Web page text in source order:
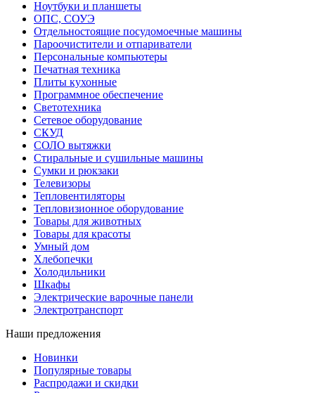
Ноутбуки и планшеты
ОПС, СОУЭ
Отдельностоящие посудомоечные машины
Пароочистители и отпариватели
Персональные компьютеры
Печатная техника
Плиты кухонные
Программное обеспечение
Светотехника
Сетевое оборудование
СКУД
СОЛО вытяжки
Стиральные и сушильные машины
Сумки и рюкзаки
Телевизоры
Тепловентиляторы
Тепловизионное оборудование
Товары для животных
Товары для красоты
Умный дом
Хлебопечки
Холодильники
Шкафы
Электрические варочные панели
Электротранспорт
Наши предложения
Новинки
Популярные товары
Распродажи и скидки